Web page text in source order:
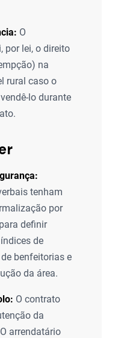
O
por lei, o direito
na
rural caso o
lo durante
tenham
por
definir
de
benfeitorias e
da área.
O contrato
da
arrendatário